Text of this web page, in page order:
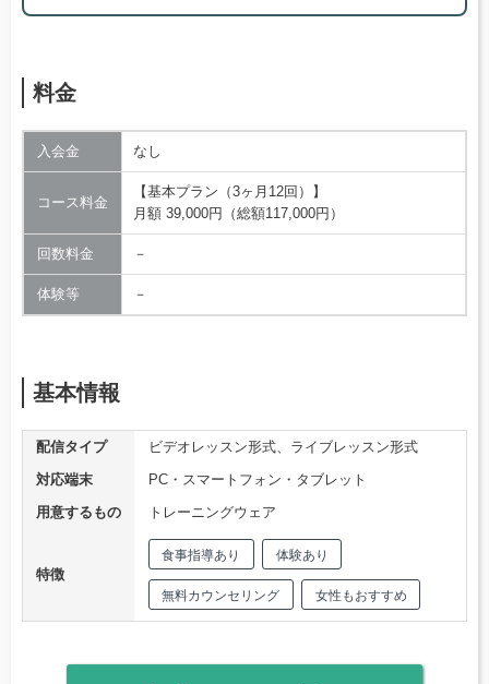
料金
入会金 なし
コース料金
【基本プラン（3ヶ月12回）】
月額 39,000円（総額117,000円）
回数料金 －
体験等 －
基本情報
配信タイプ
ビデオレッスン形式、ライブレッスン形式
対応端末
PC・スマートフォン・タブレット
用意するもの
トレーニングウェア
特徴
食事指導あり 体験あり
無料カウンセリング 女性もおすすめ